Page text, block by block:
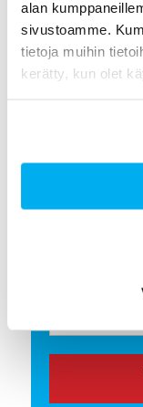
alan
sivustoamme.
tietoja muihin
kerätty, kun olet
Tilaa